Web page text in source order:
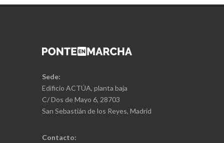
Sede:
Edificio ACTÚA, planta baja
C/ Dos de Mayo 6, 28703
San Sebastián de los Reyes, Madrid
Contacto: